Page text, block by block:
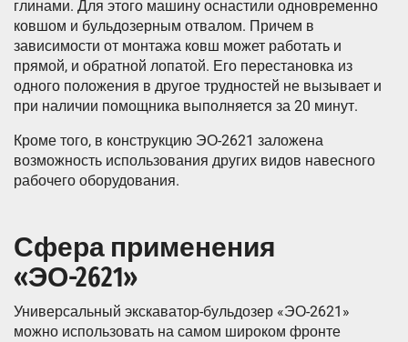
глинами. Для этого машину оснастили одновременно
ковшом и бульдозерным отвалом. Причем в
зависимости от монтажа ковш может работать и
прямой, и обратной лопатой. Его перестановка из
одного положения в другое трудностей не вызывает и
при наличии помощника выполняется за 20 минут.
Кроме того, в конструкцию ЭО-2621 заложена
возможность использования других видов навесного
рабочего оборудования.
Сфера применения
«ЭО-2621»
Универсальный экскаватор-бульдозер «ЭО-2621»
можно использовать на самом широком фронте